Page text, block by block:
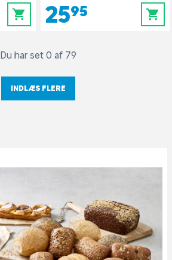
0 25,95 0
Du har set 0 af 79
INDLÆS FLERE